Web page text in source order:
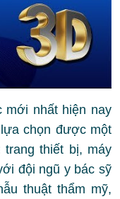
mới nhất hiện nay
chọn được một
thiết bị, máy
đội ngũ y bác sỹ
thuật thẩm mỹ,